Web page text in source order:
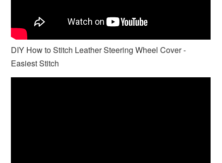
DIY How to Stitch Leather Steering Wheel Cover -
Easiest Stitch